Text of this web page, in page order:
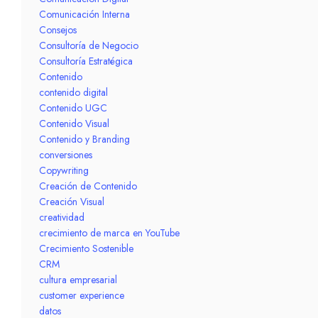
Comunicación Interna
Consejos
Consultoría de Negocio
Consultoría Estratégica
Contenido
contenido digital
Contenido UGC
Contenido Visual
Contenido y Branding
conversiones
Copywriting
Creación de Contenido
Creación Visual
creatividad
crecimiento de marca en YouTube
Crecimiento Sostenible
CRM
cultura empresarial
customer experience
datos